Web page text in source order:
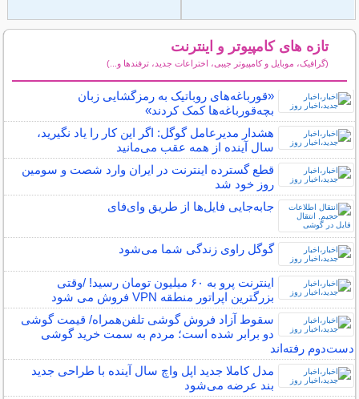
تازه های کامپیوتر و اینترنت
(گرافیک، موبایل و کامپیوتر جیبی، اختراعات جدید، ترفندها و...)
«قورباغه‌های روباتیک به رمزگشایی زبان
بچه‌قورباغه‌ها کمک کردند»
هشدار مدیرعامل گوگل: اگر این کار را یاد نگیرید،
سال آینده از همه عقب می‌مانید
قطع گسترده اینترنت در ایران وارد شصت و سومین
روز خود شد
جابه‌جایی فایل‌ها از طریق وای‌فای
گوگل راوی زندگی شما می‌شود
اینترنت‌ پرو به ۶۰ میلیون تومان رسید! /وقتی
بزرگترین اپراتور منطقه VPN فروش می شود
سقوط آزاد فروش گوشی تلفن‌همراه/ قیمت گوشی
دو برابر شده است؛ مردم به سمت خرید گوشی
دست‌دوم رفته‌اند
مدل کاملا جدید اپل واچ سال آینده با طراحی جدید
بند عرضه می‌شود